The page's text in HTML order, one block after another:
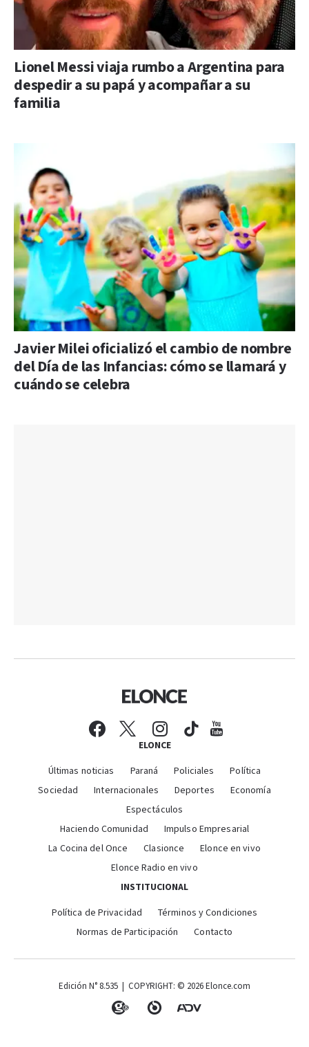
Lionel Messi viaja rumbo a Argentina para
despedir a su papá y acompañar a su
familia
Javier Milei oficializó el cambio de nombre
del Día de las Infancias: cómo se llamará y
cuándo se celebra
ELONCE
Últimas noticias Paraná Policiales
Política
Sociedad
Internacionales Deportes
Economía
Espectáculos
Haciendo Comunidad
Impulso Empresarial
La Cocina del Once
Clasionce
Elonce en vivo
Elonce Radio en vivo
INSTITUCIONAL
Política de Privacidad
Términos y Condiciones
Normas de Participación
Contacto
Edición N° 8.535 | COPYRIGHT: © 2026 Elonce.com